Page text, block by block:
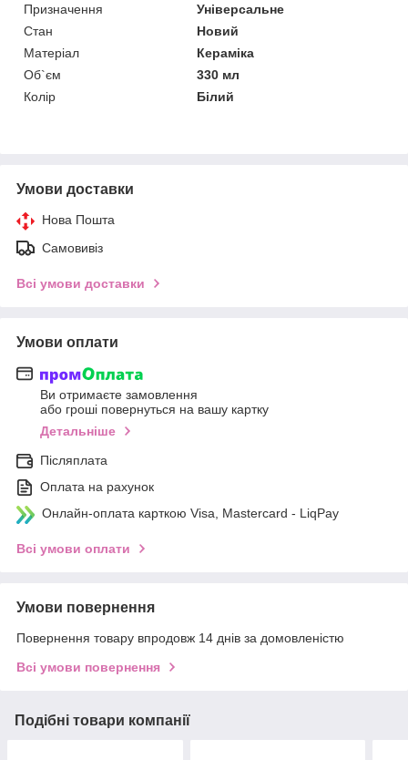
Призначення
Універсальне
Стан
Новий
Матеріал
Кераміка
Об`єм
330 мл
Колір
Білий
Умови доставки
Нова Пошта
Самовивіз
Всі умови доставки
Умови оплати
Ви отримаєте замовлення
або гроші повернуться на вашу картку
Детальніше
Післяплата
Оплата на рахунок
Онлайн-оплата карткою Visa, Mastercard - LiqPay
Всі умови оплати
Умови повернення
Повернення товару впродовж 14 днів за домовленістю
Всі умови повернення
Подібні товари компанії